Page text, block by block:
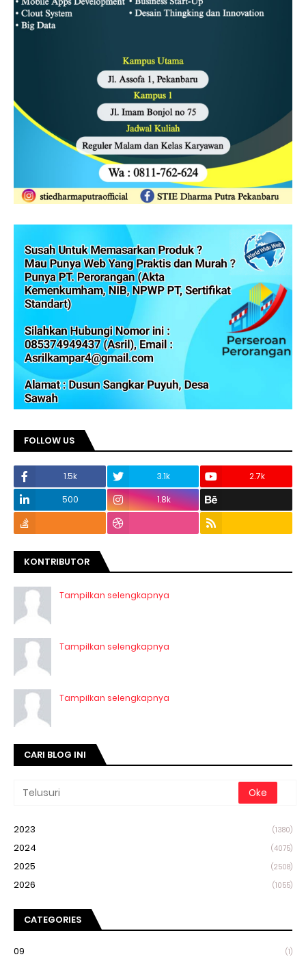
FOLLOW US
1.5k 3.1k
2.7k
500
1.8k
KONTRIBUTOR
Tampilkan selengkapnya
Tampilkan selengkapnya
Tampilkan selengkapnya
CARI BLOG INI
2023 (1380)
2024 (4075)
2025 (2508)
2026 (1055)
CATEGORIES
09 (1)